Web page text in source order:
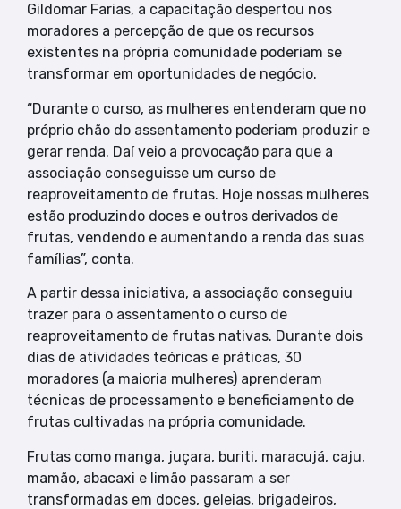
Gildomar Farias, a capacitação despertou nos
moradores a percepção de que os recursos
existentes na própria comunidade poderiam se
transformar em oportunidades de negócio.
“Durante o curso, as mulheres entenderam que no
próprio chão do assentamento poderiam produzir e
gerar renda. Daí veio a provocação para que a
associação conseguisse um curso de
reaproveitamento de frutas. Hoje nossas mulheres
estão produzindo doces e outros derivados de
frutas, vendendo e aumentando a renda das suas
famílias”, conta.
A partir dessa iniciativa, a associação conseguiu
trazer para o assentamento o curso de
reaproveitamento de frutas nativas. Durante dois
dias de atividades teóricas e práticas, 30
moradores (a maioria mulheres) aprenderam
técnicas de processamento e beneficiamento de
frutas cultivadas na própria comunidade.
Frutas como manga, juçara, buriti, maracujá, caju,
mamão, abacaxi e limão passaram a ser
transformadas em doces, geleias, brigadeiros,